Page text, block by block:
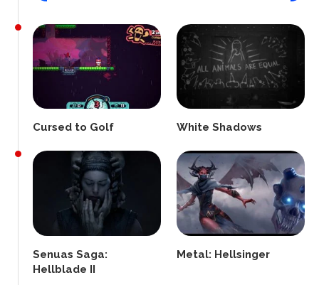
Cursed to Golf White Shadows
Senuas Saga:
Hellblade II
Metal: Hellsinger